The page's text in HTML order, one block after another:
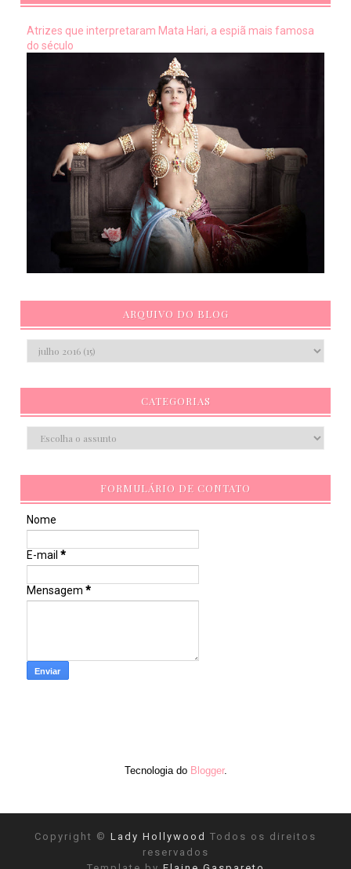
Atrizes que interpretaram Mata Hari, a espiã mais famosa
do século
ARQUIVO DO BLOG
CATEGORIAS
FORMULÁRIO DE CONTATO
Nome
E-mail *
Mensagem *
Tecnologia do Blogger.
Copyright © Lady Hollywood Todos os direitos
reservados